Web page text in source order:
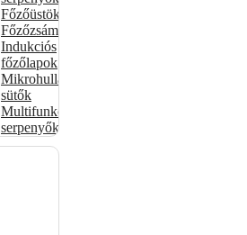
Főzőüstök
Főzőzsámolyok
Indukciós
főzőlapok
Mikrohullámú
sütők
Multifunkciós
serpenyők